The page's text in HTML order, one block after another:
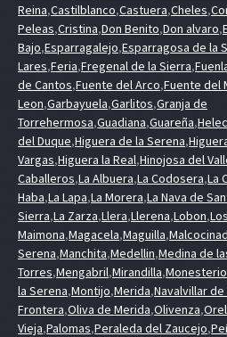
Reina,Castilblanco,Castuera,Cheles,
Peleas,Cristina,Don Benito,Don alvaro,
Bajo,Esparragalejo,Esparragosa de la
Lares,Feria,Fregenal de la Sierra,
de Cantos,Fuente del Arco,Fuente del
Leon,Garbayuela,Garlitos,Granja de
Torrehermosa,Guadiana,Guareña,
del Duque,Higuera de la Serena,
Vargas,Higuera la Real,Hinojosa del
Caballeros,La Albuera,La Codosera,La
Haba,La Lapa,La Morera,La Nava de
Sierra,La Zarza,Llera,Llerena,Lobon,
Maimona,Magacela,Maguilla,
Serena,Manchita,Medellin,Medina de
Torres,Mengabril,Mirandilla,Monesterio
la Serena,Montijo,Merida,Navalvillar de
Frontera,Oliva de Merida,Olivenza,
Vieja,Palomas,Peraleda del Zaucejo,